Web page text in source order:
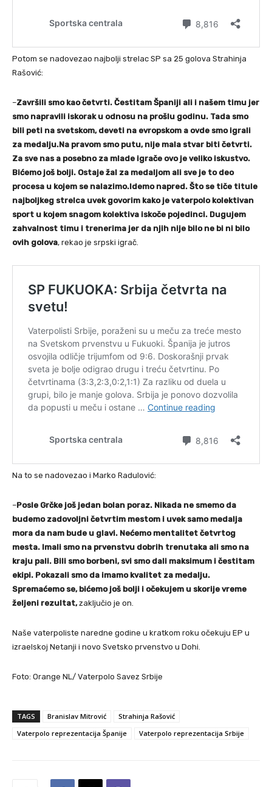
Potom se nadovezao najbolji strelac SP sa 25 golova Strahinja
Rašović:
–Završili smo kao četvrti. Čestitam Španiji ali i našem timu jer
smo napravili iskorak u odnosu na prošlu godinu. Tada smo
bili peti na svetskom, deveti na evropskom a ovde smo igrali
za medalju.Na pravom smo putu, nije mala stvar biti četvrti.
Za sve nas a posebno za mlade igrače ovo je veliko iskustvo.
Bićemo još bolji. Ostaje žal za medaljom ali sve je to deo
procesa u kojem se nalazimo.Idemo napred. Što se tiče titule
najboljkeg strelca uvek govorim kako je vaterpolo kolektivan
sport u kojem snagom kolektiva iskoče pojedinci. Dugujem
zahvalnost timu i trenerima jer da njih nije bilo ne bi ni bilo
ovih golova, rekao je srpski igrač.
Na to se nadovezao i Marko Radulović:
–Posle Grčke još jedan bolan poraz. Nikada ne smemo da
budemo zadovoljni četvrtim mestom i uvek samo medalja
mora da nam bude u glavi. Nećemo mentalitet četvrtog
mesta. Imali smo na prvenstvu dobrih trenutaka ali smo na
kraju pali. Bili smo borbeni, svi smo dali maksimum i čestitam
ekipi. Pokazali smo da imamo kvalitet za medalju.
Spremaćemo se, bićemo još bolji i očekujem u skorije vreme
željeni rezultat,zaključio je on.
Naše vaterpoliste naredne godine u kratkom roku očekuju EP u
izraelskoj Netanji i novo Svetsko prvenstvo u Dohi.
Foto: Orange NL/ Vaterpolo Savez Srbije
TAGS Branislav Mitrović
Strahinja Rašović
Vaterpolo reprezentacija Španije
Vaterpolo reprezentacija Srbije